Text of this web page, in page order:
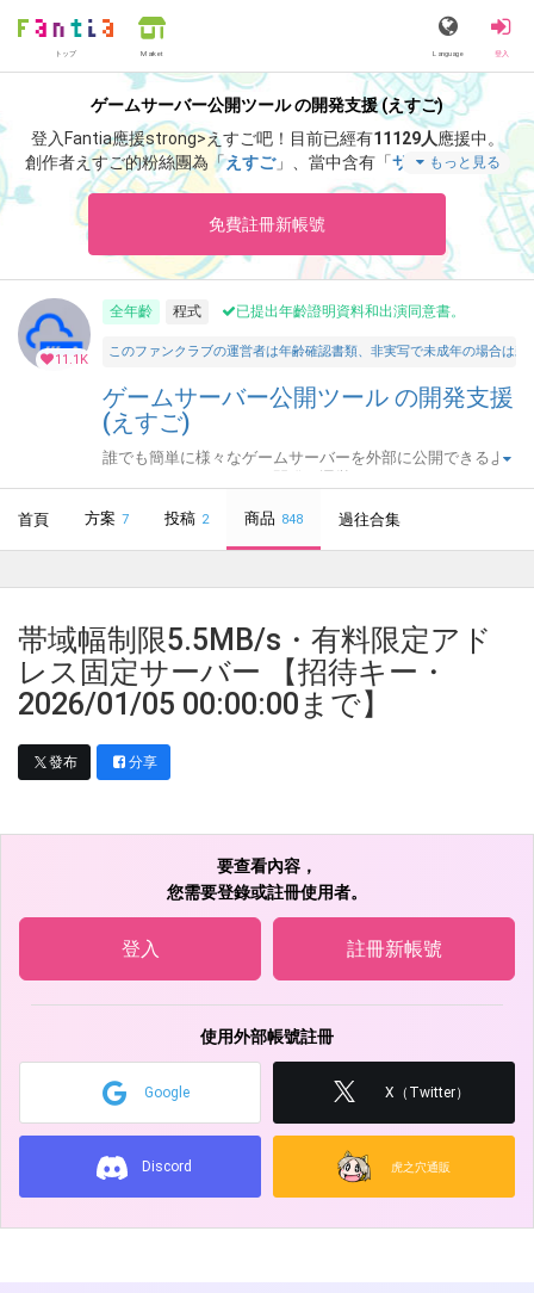
トップ Market Language 登入
ゲームサーバー公開ツール の開発支援 (えすご)
登入Fantia應援strong>えすご吧！ 目前已經有11129人 應援中。
創作者えすご的粉絲團為「えすご」、當中含有「サポート感謝！
アドレス固定化「なし」・月額プランの招待キーです。
」等非常
もっと見る
免費註冊新帳號
11.1K
全年齡 程式 已提出年齡證明資料和出演同意書。
このファンクラブの運営者は年齢確認書類、非実写で未成年の場合は
ゲームサーバー公開ツール の開発支援
(えすご)
誰でも簡単に様々なゲームサーバーを外部に公開できるよ
首頁 方案 7 投稿 2 商品 848 過往合集
帯域幅制限5.5MB/s・有料限定アド
レス固定サーバー 【招待キー・
2026/01/05 00:00:00まで】
發布 分享
要查看內容，
您需要登錄或註冊使用者。
登入 註冊新帳號
使用外部帳號註冊
Google X（Twitter）
Discord 虎之穴通販